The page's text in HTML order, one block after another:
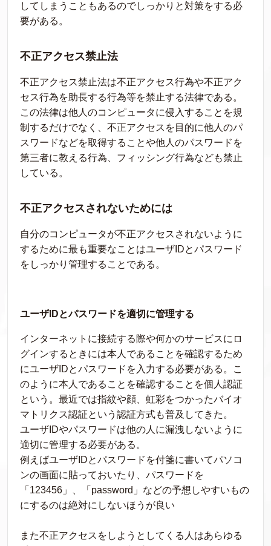
してしまうこともあるのでしっかりと対策をする必
要がある。
不正アクセス禁止法
不正アクセス禁止法は不正アクセス行為や不正アク
セス行為を助長する行為等を禁止する法律である。
この法律は他人のコンピュータに侵入することを規
制するだけでなく、不正アクセスを目的に他人のパ
スワードなどを取得することや他人のパスワードを
第三者に教える行為、フィッシング行為なども禁止
している。
不正アクセスされないためには
自分のコンピュータが不正アクセスされないように
するために最も重要なことはユーザIDとパスワード
をしっかり管理することである。
ユーザIDとパスワードを適切に管理する
インターネットに接続する際や何かのサービスにロ
グインするときには本人であることを確認するため
にユーザIDとパスワードを入力する必要がある。こ
のように本人であることを確認することを個人認証
という。最近では指紋や顔、虹彩をつかったバイオ
マトリクス認証という認証方式も普及してきた。
ユーザIDやパスワードは他の人に漏洩しないように
適切に管理する必要がある。
例えばユーザIDとパスワードを付箋に書いてパソコ
ンの画面に貼っておいたり、パスワードを
「123456」、「password」などの予想しやすいもの
にするのは絶対にしないほうが良い
また不正アクセスをしようとしてくる人はあらゆる